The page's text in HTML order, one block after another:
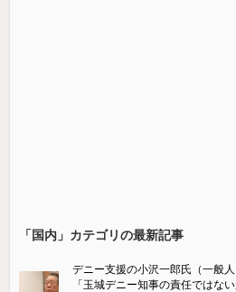
「国内」カテゴリの最新記事
デニー支援の小沢一郎氏（一般
「玉城デニー知事の責任ではな